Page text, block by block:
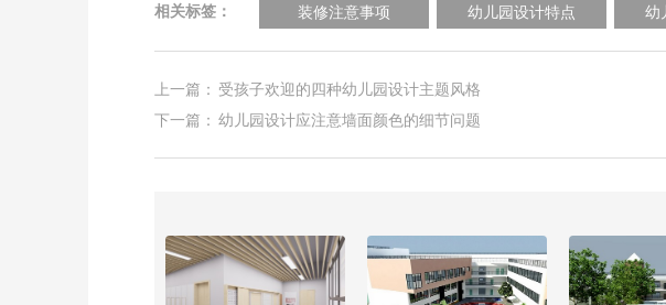
相关标签： 装修注意事项 幼儿园设计特点 幼
上一篇： 受孩子欢迎的四种幼儿园设计主题风格
下一篇： 幼儿园设计应注意墙面颜色的细节问题